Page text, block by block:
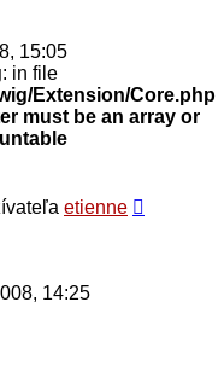
15:05
: in file
Extension/Core.php
must be an array or
etienne
14:25